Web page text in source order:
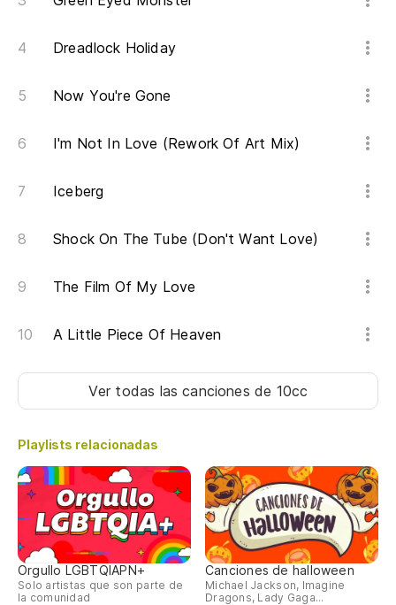
Dreadlock Holiday
Now You're Gone
I'm Not In Love (Rework Of Art Mix)
Iceberg
Shock On The Tube (Don't Want Love)
The Film Of My Love
A Little Piece Of Heaven
Ver todas las cancionesde 10cc
Playlists relacionadas
Orgullo LGBTQIAPN+
Solo artistas que son parte de
la comunidad
Canciones de halloween
Michael Jackson, Imagine
Dragons, Lady Gaga...